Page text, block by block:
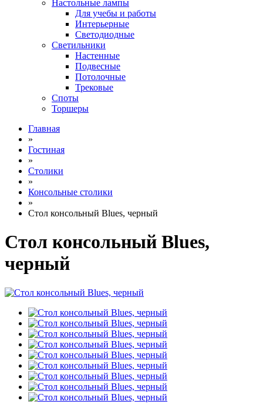
Настольные лампы
Для учебы и работы
Интерьерные
Светодиодные
Светильники
Настенные
Подвесные
Потолочные
Трековые
Споты
Торшеры
Главная
»
Гостиная
»
Столики
»
Консольные столики
»
Стол консольный Blues, черный
Стол консольный Blues,
черный